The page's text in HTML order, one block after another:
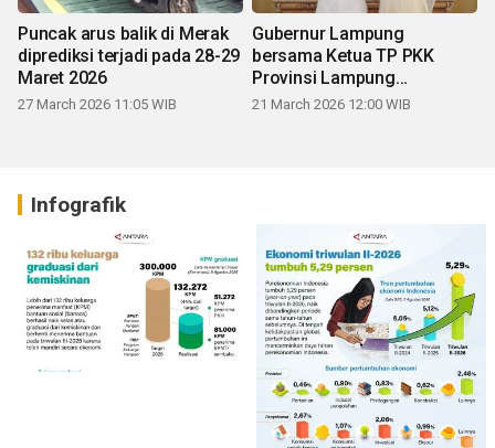
Puncak arus balik di Merak
diprediksi terjadi pada 28-29
Maret 2026
27 March 2026 11:05 WIB
Gubernur Lampung
bersama Ketua TP PKK
Provinsi Lampung
mengucapkan Selamat Hari
21 March 2026 12:00 WIB
Infografik